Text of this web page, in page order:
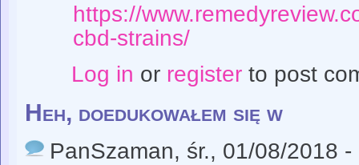
https://
cbd-strains/
Log in or registerto post
Heh, doedukowałem się w
PanSzaman, śr., 01/08/2018 -